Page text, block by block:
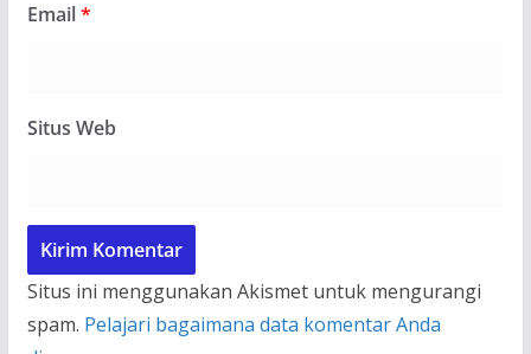
Email*
Situs Web
Situs ini menggunakan Akismet untuk mengurangi
spam. Pelajari bagaimana data komentar Anda